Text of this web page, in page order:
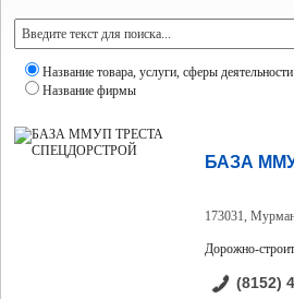
Название товара, услуги, сферы
Название фирмы
БАЗА
173031,
Дорожно-
(8152)